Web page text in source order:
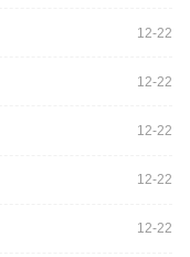
12-22
12-22
12-22
12-22
12-22